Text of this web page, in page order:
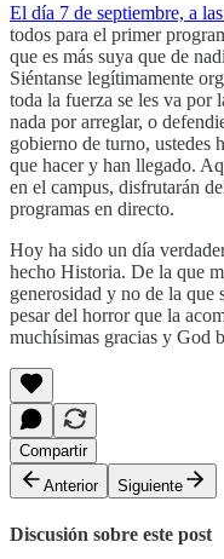
El día 7 de septiembre, a
todos para el primer
que es más suya que de
Siéntanse legítimamente
toda la fuerza se les va por
nada por arreglar, o
gobierno de turno, ustedes
que hacer y han llegado.
en el campus, disfrutarán
programas en directo.
Hoy ha sido un día
hecho Historia. De la que
generosidad y no de la que
pesar del horror que la
muchísimas gracias y God
Compartir
Anterior
Siguiente
Discusión sobre este post